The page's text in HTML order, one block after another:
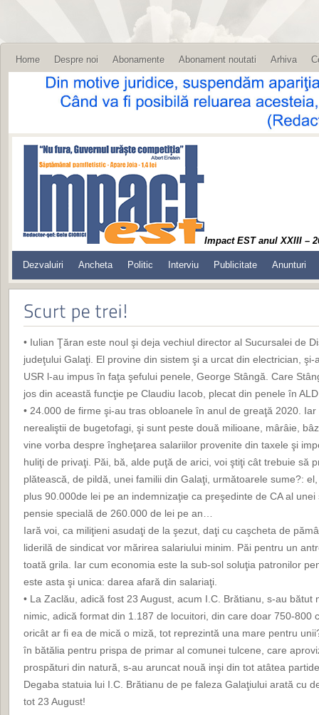
Home Despre noi Abonamente Abonament noutati Arhiva
Impact EST anul XXIII –
Dezvaluiri Ancheta Politic Interviu Publicitate Anunturi
• Iulian Ţăran este noul şi deja vechiul director al Sucursalei de
judeţului Galaţi. El provine din sistem şi a urcat din electrician,
USR l-au impus în faţa şefului penele, George Stângă. Care
jos din această funcţie pe Claudiu Iacob, plecat din penele în
• 24.000 de firme şi-au tras obloanele în anul de greaţă 2020.
nerealiştii de bugetofagi, şi sunt peste două milioane, mârâie,
vine vorba despre îngheţarea salariilor provenite din taxele şi
huliţi de privaţi. Păi, bă, alde puţă de arici, voi ştiţi cât trebuie să
plătească, de pildă, unei familii din Galaţi, următoarele sume?:
plus 90.000de lei pe an indemnizaţie ca preşedinte de CA al
pensie specială de 260.000 de lei pe an…
Iară voi, ca miliţieni asudaţi de la şezut, daţi cu caşcheta de
liderilă de sindicat vor mărirea salariului minim. Păi pentru un
toată grila. Iar cum economia este la sub-sol soluţia patronilor
este asta şi unica: darea afară din salariaţi.
• La Zaclău, adică fost 23 August, acum I.C. Brătianu, s-au bătut
nimic, adică format din 1.187 de locuitori, din care doar 750-800
oricât ar fi ea de mică o miză, tot reprezintă una mare pentru
în bătălia pentru prispa de primar al comunei tulcene, care
prospături din natură, s-au aruncat nouă inşi din tot atâtea
Degaba statuia lui I.C. Brătianu de pe faleza Galaţiului arată cu
tot 23 August!